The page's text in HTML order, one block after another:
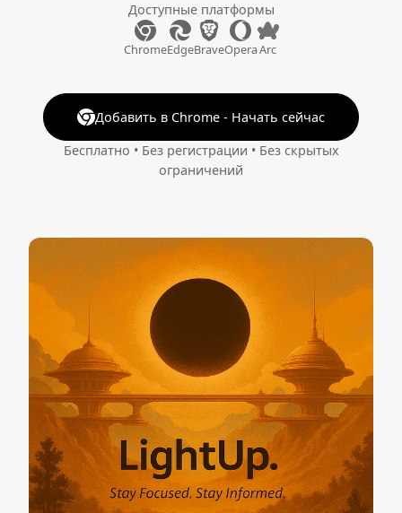
Доступные платформы
ChromeEdgeBraveOperaArc
Добавить в Chrome - Начать сейчас
Бесплатно • Без регистрации • Без скрытых
ограничений